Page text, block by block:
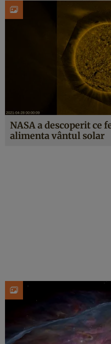
NASA a descoperit ce
alimenta vântul solar